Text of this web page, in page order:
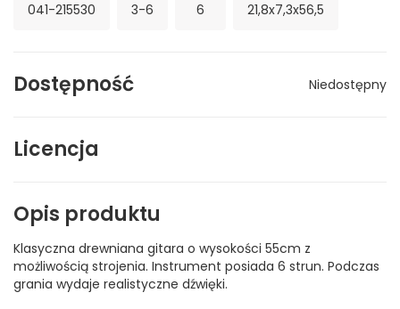
041-215530 3-6 6 21,8x7,3x56,5
Dostępność Niedostępny
Licencja
Opis produktu
Klasyczna drewniana gitara o wysokości 55cm z
możliwością strojenia. Instrument posiada 6 strun. Podczas
grania wydaje realistyczne dźwięki.